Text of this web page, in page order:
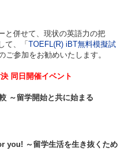
と併せて、現状の英語力の把
て、「TOEFL(R) iBT無料模擬試
ご参加をお勧めいたします。
同日開催イベント
～留学開始と共に始まる
～留学生活を生き抜くため